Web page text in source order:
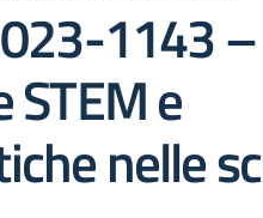
1143 –
e
nelle